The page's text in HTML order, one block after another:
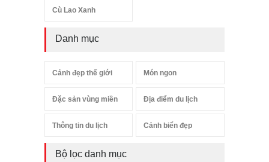
Cù Lao Xanh
Danh mục
Cảnh đẹp thế giới Món ngon
Đặc sản vùng miền Địa điểm du lịch
Thông tin du lịch Cảnh biển đẹp
Bộ lọc danh mục